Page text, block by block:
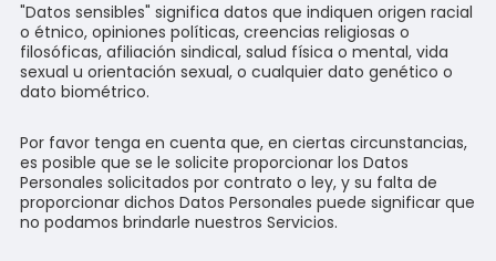
"Datos sensibles" significa datos que indiquen origen racial
o étnico, opiniones políticas, creencias religiosas o
filosóficas, afiliación sindical, salud física o mental, vida
sexual u orientación sexual, o cualquier dato genético o
dato biométrico.
Por favor tenga en cuenta que, en ciertas circunstancias,
es posible que se le solicite proporcionar los Datos
Personales solicitados por contrato o ley, y su falta de
proporcionar dichos Datos Personales puede significar que
no podamos brindarle nuestros Servicios.